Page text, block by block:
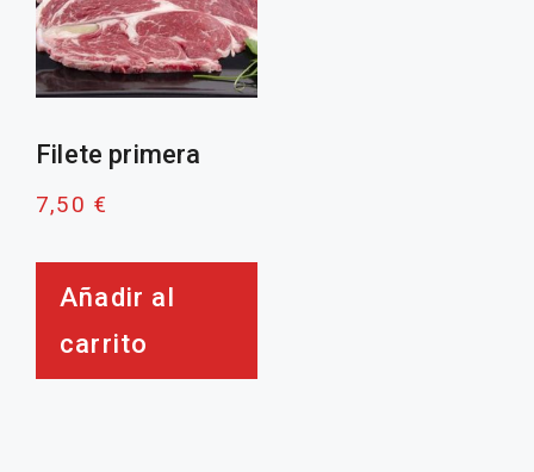
Filete primera
7,50 €
Añadir al
carrito